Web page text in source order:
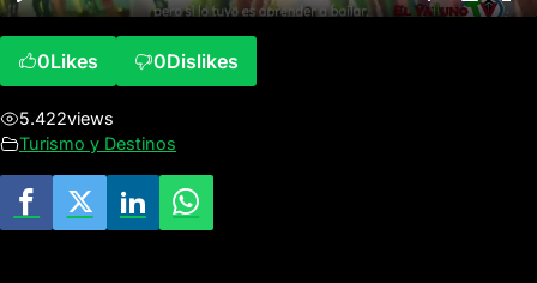
0Likes 0Dislikes
5.422views
Turismo y Destinos